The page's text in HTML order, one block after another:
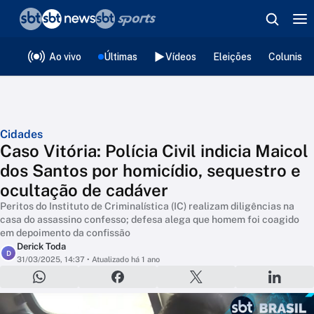
Ao vivo Últimas Vídeos Eleições
Cidades
Caso Vitória: Polícia Civil indicia Maicol
dos Santos por homicídio, sequestro e
ocultação de cadáver
Peritos do Instituto de Criminalística (IC) realizam diligências na
casa do assassino confesso; defesa alega que homem foi coagido
em depoimento da confissão
D
Derick Toda
31/03/2025, 14:37 • Atualizado há 1 ano
❮voltar
Editorias